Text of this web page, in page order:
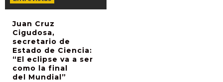
Juan Cruz
Cigudosa,
secretario de
Estado de Ciencia:
“El eclipse va a ser
como la final
del Mundial”